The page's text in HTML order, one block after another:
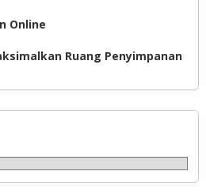
Online
Ruang Penyimpanan